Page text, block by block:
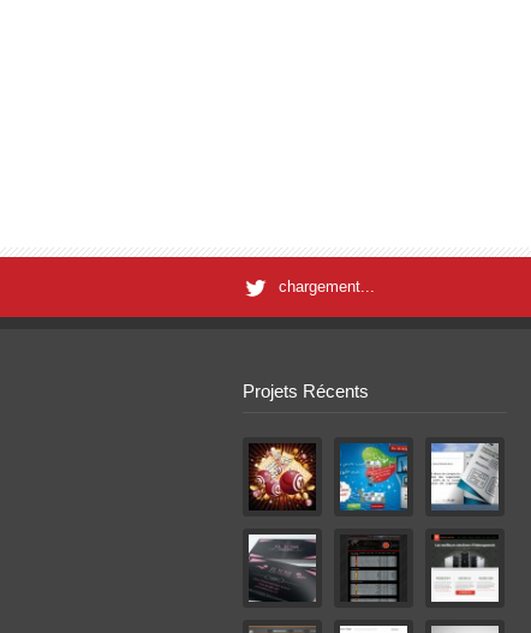
chargement...
Projets Récents